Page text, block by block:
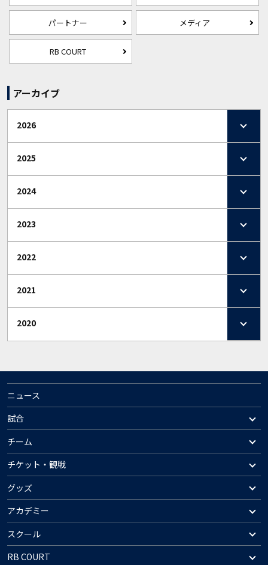
パートナー メディア
RB COURT
アーカイブ
2026
2025
2024
2023
2022
2021
2020
ニュース
試合
チーム
チケット・観戦
グッズ
アカデミー
スクール
RB COURT